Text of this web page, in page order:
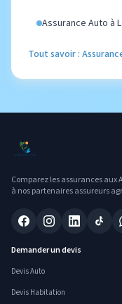
Assurance Auto à
Tout savoir :
Comparez les assurances
à nos partenaires assureurs
Demander un devis
Devis Auto
Devis Habitation